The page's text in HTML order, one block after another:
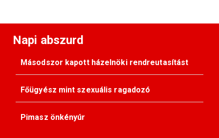
Napi abszurd
Másodszor kapott házelnöki rendreutasítást
Főügyész mint szexuális ragadozó
Pimasz önkényúr